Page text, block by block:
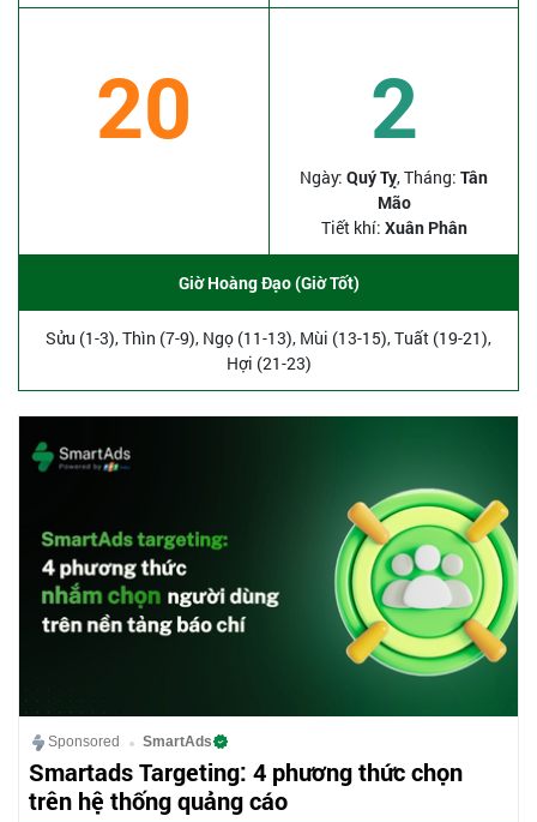
20 2
Ngày: Quý Tỵ, Tháng: Tân
Mão
Tiết khí: Xuân Phân
Giờ Hoàng Đạo (Giờ Tốt)
Sửu (1-3), Thìn (7-9), Ngọ (11-13), Mùi (13-15), Tuất (19-21),
Hợi (21-23)
Sponsored SmartAds
Smartads Targeting: 4 phương thức chọn
trên hệ thống quảng cáo